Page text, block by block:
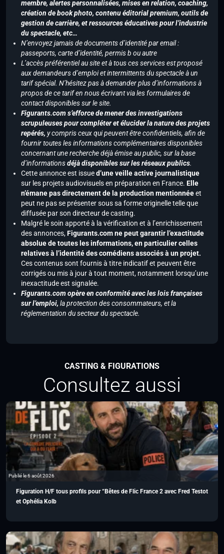
membre, alertes personnalisées, mises en relation, coaching,
création de book photo, contenu éditorial premium, outils de
gestion de carrière, et ressources éducatives pour l’industrie
du spectacle, etc…
N’envoyez jamais de documents d’identité par email :
passeports, carte d’identité, permis b ou autre
L’accès préférentiel au site et à tous ces services est proposé
aux demandeurs d’emploi et intermittents du spectacle à un
tarif spécial. N’hésitez pas à demander plus d’informations à
propos de ce tarif en nous écrivant via les formulaires de
contact disponibles sur le site.
Figurants.com s’efforce de mener des investigations
scrupuleuses pour compléter et élucider la nature des projets
repérés, y compris ceux qui peuvent être confidentiels, afin de
fournir toutes les informations complémentaires disponibles
concernant une recherche déjà émise au public, sur la base
d’informationsdéjà disponibles sur les réseaux publics.
Cette annonce est issued’une veille active journalistique
sur les projets audiovisuels en préparation en France. Elle
n’émane pas directement de la production mentionnéeet
peut ne pas se présenter sous sa forme originelle telle que
diffusée par son directeur de casting.
Malgré le soin apporté à la vérification et à l’enrichissement
des annonces,Figurants.com ne peut garantir l’exactitude
absolue de toutes les informations, en particulier celles
relatives à l’identité des comédiens associés à un projet.
Ces contenus sont fournis à titre indicatif et peuvent être
corrigés ou mis à jour à tout moment, notamment lorsqu’une
inexactitude est signalée.
Figurants.com opère en conformité avec les lois françaises
sur l’emploi, la protection des consommateurs, et la
réglementation du secteur du spectacle.
CASTING & FIGURATIONS
Consultez aussi
Publié le 6 août 2026
Figuration H/F tous profils pour “Bêtes de Flic France 2 avec Fred Testot
et Ophélia Kolb